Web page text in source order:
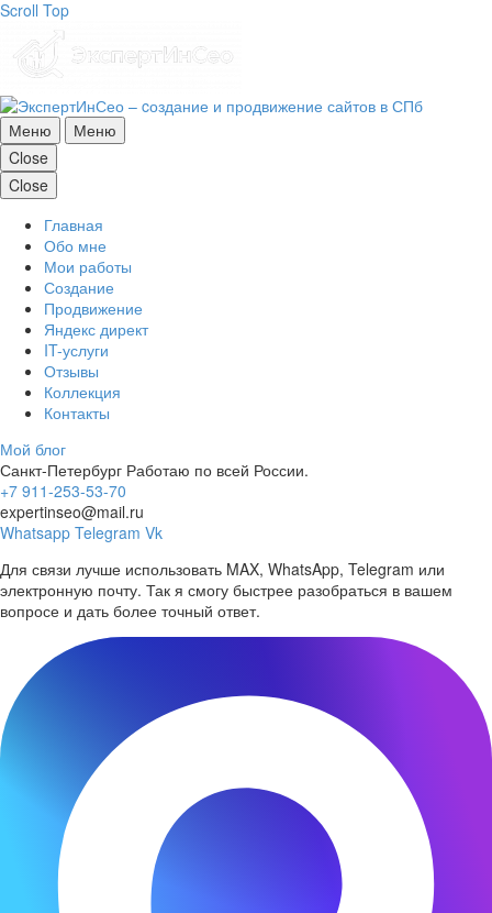
Scroll Top
Меню
Меню
Close
Close
Главная
Обо мне
Мои работы
Создание
Продвижение
Яндекс директ
IT-услуги
Отзывы
Коллекция
Контакты
Мой блог
Санкт-Петербург Работаю по всей России.
+7 911-253-53-70
expertinseo@mail.ru
Whatsapp Telegram Vk
Для связи лучше использовать MAX, WhatsApp, Telegram или
электронную почту. Так я смогу быстрее разобраться в вашем
вопросе и дать более точный ответ.